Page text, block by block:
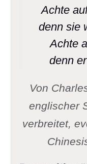
Achte
denn sie
Achte
denn
Von
englischer
verbreitet,